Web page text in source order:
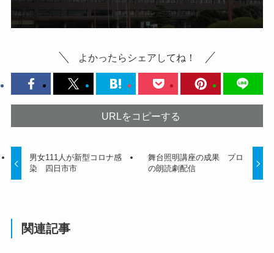
よかったらシェアしてね！
URLをコピーする
男女111人が新型コロナ感
染 四日市市
舞台照明講座の成果 プロ
の朗読劇配信
関連記事